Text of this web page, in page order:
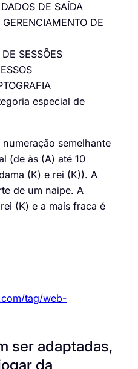
DE SAÍDA
DE
SESSÕES
especial de
semelhante
(de às (A) até 10
(K) e rei (K)). A
de um naipe. A
(K) e a mais fraca é
tag/web-
ser adaptadas,
da